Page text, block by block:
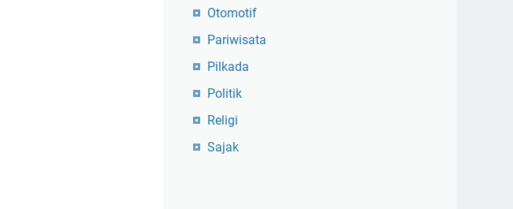
Otomotif
Pariwisata
Pilkada
Politik
Religi
Sajak